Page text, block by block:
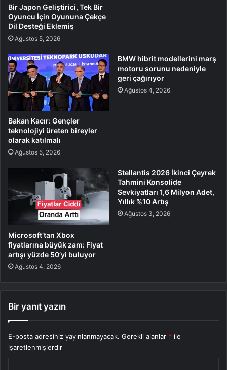
Bir Japon Geliştirici, Tek Bir
Oyuncu İçin Oyununa Çekçe
Dil Desteği Eklemiş
Ağustos 5, 2026
Bakan Kacır: Gençler
teknolojiyi üreten bireyler
olarak katılmalı
Ağustos 5, 2026
BMW hibrit modellerini marş
motoru sorunu nedeniyle
geri çağırıyor
Ağustos 4, 2026
Microsoft’tan Xbox
fiyatlarına büyük zam: Fiyat
artışı yüzde 50’yi buluyor
Ağustos 4, 2026
Stellantis 2026 İkinci Çeyrek
Tahmini Konsolide
Sevkiyatları 1,6 Milyon Adet,
Yıllık %10 Artış
Ağustos 3, 2026
Bir yanıt yazın
E-posta adresiniz yayınlanmayacak. Gerekli alanlar * ile
işaretlenmişlerdir